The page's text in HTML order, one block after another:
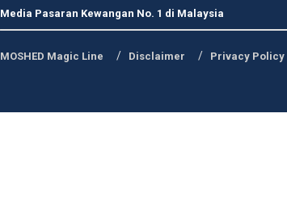
Media Pasaran Kewangan No. 1 di Malaysia
MOSHED Magic Line Disclaimer Privacy Policy